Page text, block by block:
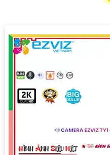
Với tính năng chống nhiễu
các điều kiện ánh sáng yếu
Trang bị cao cấp làm cho